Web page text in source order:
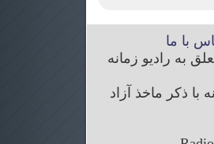
با ما
به رادیو زمانه
ذکر ماخذ آزاد